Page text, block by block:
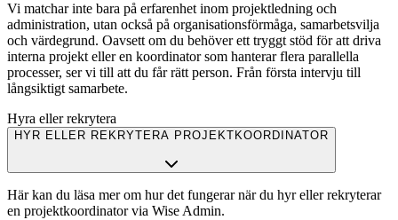
Vi matchar inte bara på erfarenhet inom projektledning och
administration, utan också på organisationsförmåga, samarbetsvilja
och värdegrund. Oavsett om du behöver ett tryggt stöd för att driva
interna projekt eller en koordinator som hanterar flera parallella
processer, ser vi till att du får rätt person. Från första intervju till
långsiktigt samarbete.
Hyra eller rekrytera
HYR ELLER REKRYTERA PROJEKTKOORDINATOR
Här kan du läsa mer om hur det fungerar när du hyr eller rekryterar
en projektkoordinator via Wise Admin.